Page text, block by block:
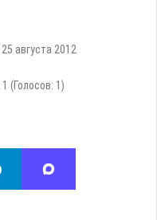
25 августа 2012
1 (Голосов: 1 )